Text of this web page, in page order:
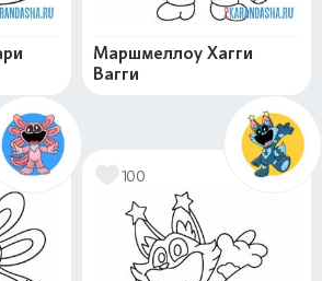
Маршмеллоу Хагги
Вагги
100